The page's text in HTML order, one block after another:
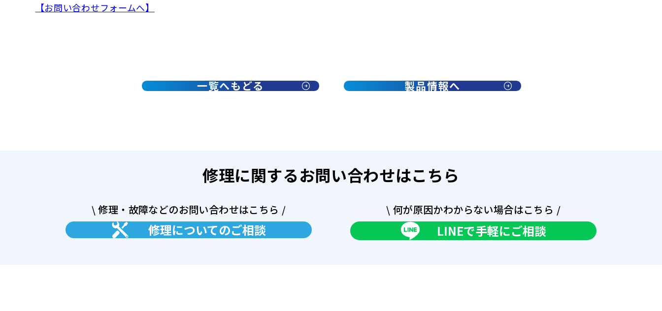
【お問い合わせフォームへ】
一覧へもどる 製品情報へ
修理に関するお問い合わせはこちら
\ 修理・故障などのお問い合わせはこちら /
修理についてのご相談
\ 何が原因かわからない場合はこちら /
LINEで手軽にご相談